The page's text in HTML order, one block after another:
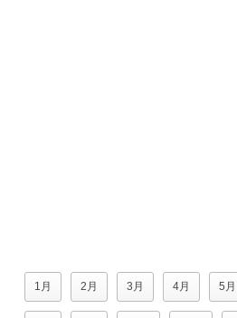
1月 2月 3月 4月 5月